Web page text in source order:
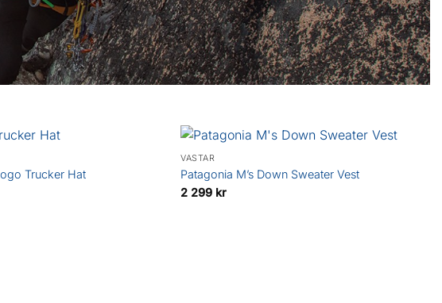
Trucker Hat
VÄSTAR
Patagonia M’s Down Sweater Vest
2 299 kr